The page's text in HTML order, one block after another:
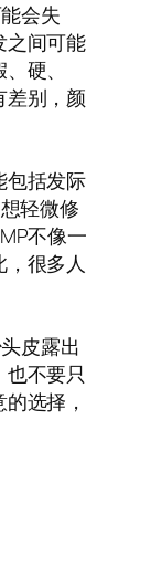
会失
之间可能
硬、
别，颜
包括发际
轻微修
不像一
很多人
皮露出
不要只
选择，